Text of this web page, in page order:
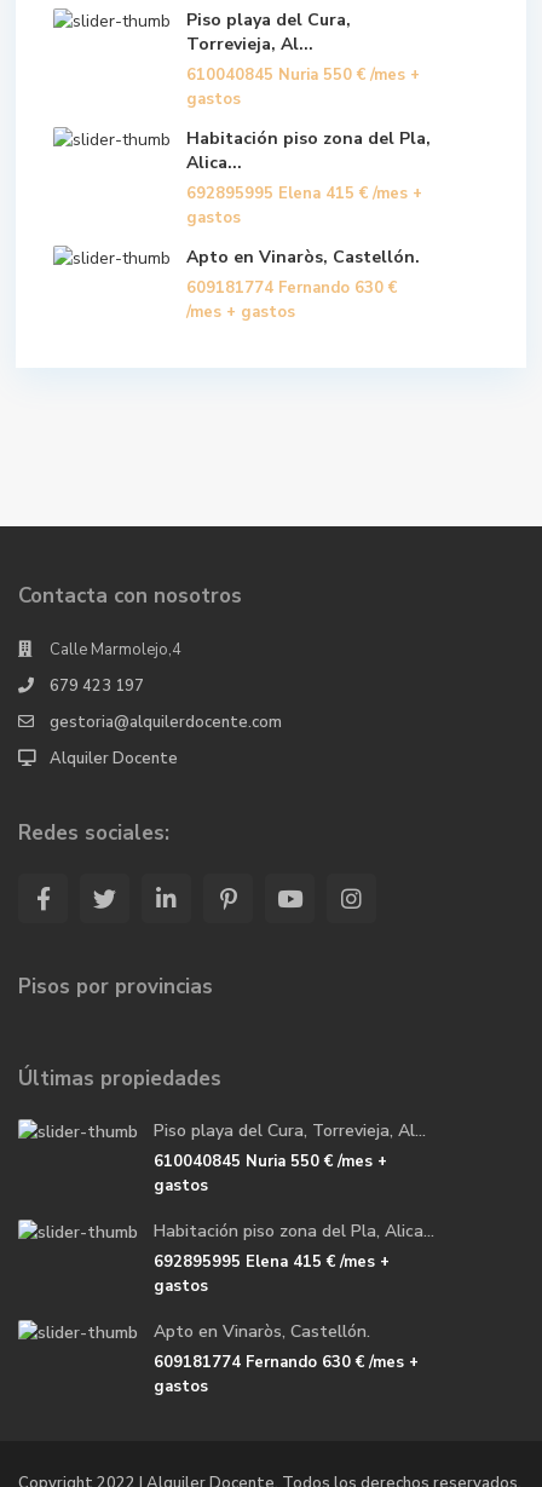
Piso playa del Cura,
Torrevieja, Al...
610040845 Nuria 550 € /mes +
gastos
Habitación piso zona del Pla,
Alica...
692895995 Elena 415 € /mes +
gastos
Apto en Vinaròs, Castellón.
609181774 Fernando 630 €
/mes + gastos
Contacta con nosotros
Calle Marmolejo,4
679 423 197
gestoria@alquilerdocente.com
Alquiler Docente
Redes sociales:
Pisos por provincias
Últimas propiedades
Piso playa del Cura, Torrevieja, Al...
610040845 Nuria 550 €/mes +
gastos
Habitación piso zona del Pla, Alica...
692895995 Elena 415 €/mes +
gastos
Apto en Vinaròs, Castellón.
609181774 Fernando 630 €/mes +
gastos